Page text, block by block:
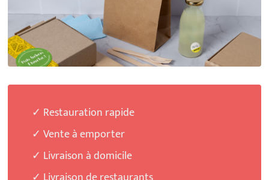
✓ Restauration rapide
✓ Vente à emporter
✓ Livraison à domicile